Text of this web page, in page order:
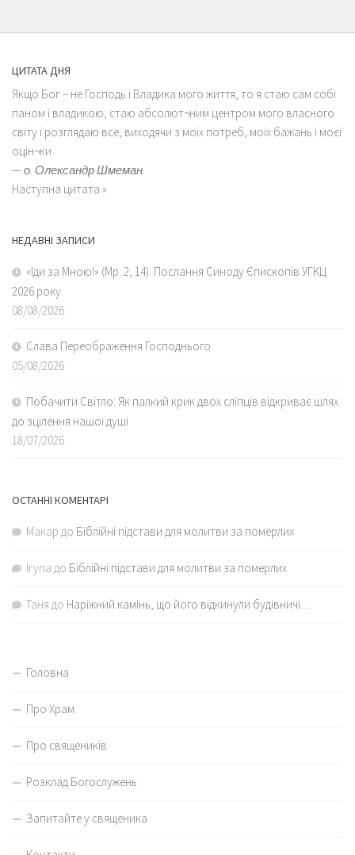
ЦИТАТА ДНЯ
Якщо Бог – не Господь і Владика мого життя, то я стаю сам собі
паном і владикою, стаю абсолют¬ним центром мого власного
світу і розглядаю все, виходячи з моїх потреб, моїх бажань і моєї
оцін¬ки
—о. Олександр Шмеман.
Наступна цитата »
НЕДАВНІ ЗАПИСИ
«Іди за Мною!» (Мр. 2, 14). Послання Синоду Єпископів УГКЦ
2026 року
08/08/2026
Слава Переображення Господнього
05/08/2026
Побачити Світло: Як палкий крик двох сліпців відкриває шлях
до зцілення нашої душі
18/07/2026
ОСТАННІ КОМЕНТАРІ
Макар до Біблійні підстави для молитви за померлих
Iryna до Біблійні підстави для молитви за померлих
Таня до Наріжний камінь, що його відкинули будівничі…
Головна
Про Храм
Про священиків
Розклад Богослужень
Запитайте у священика